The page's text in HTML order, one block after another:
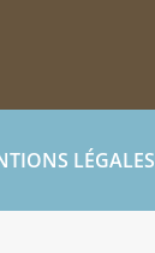
LÉGALES